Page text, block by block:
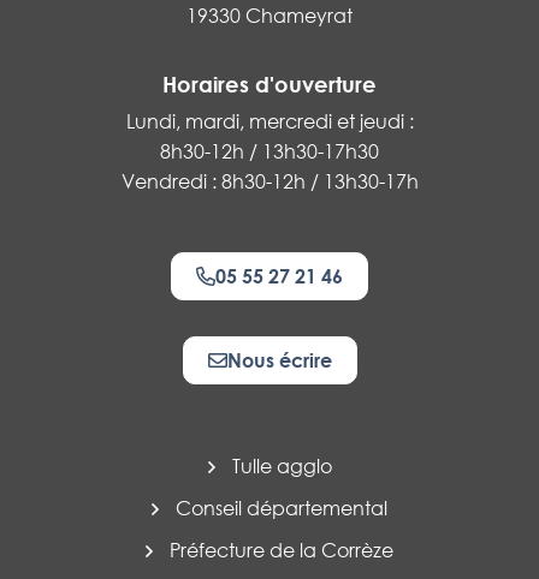
19330 Chameyrat
Horaires d'ouverture
Lundi, mardi, mercredi et jeudi :
8h30-12h / 13h30-17h30
Vendredi : 8h30-12h / 13h30-17h
05 55 27 21 46
Nous écrire
Tulle agglo
Conseil départemental
Préfecture de la Corrèze